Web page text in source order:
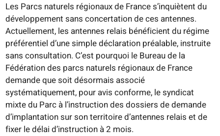
Les Parcs naturels régionaux de France s’inquiètent du
développement sans concertation de ces antennes.
Actuellement, les antennes relais bénéficient du régime
préférentiel d’une simple déclaration préalable, instruite
sans consultation. C’est pourquoi le Bureau de la
Fédération des parcs naturels régionaux de France
demande que soit désormais associé
systématiquement, pour avis conforme, le syndicat
mixte du Parc à l’instruction des dossiers de demande
d’implantation sur son territoire d’antennes relais et de
fixer le délai d’instruction à 2 mois.